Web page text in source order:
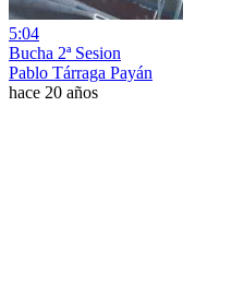
5:04
Bucha 2ª Sesion
Pablo Tárraga Payán
hace 20 años